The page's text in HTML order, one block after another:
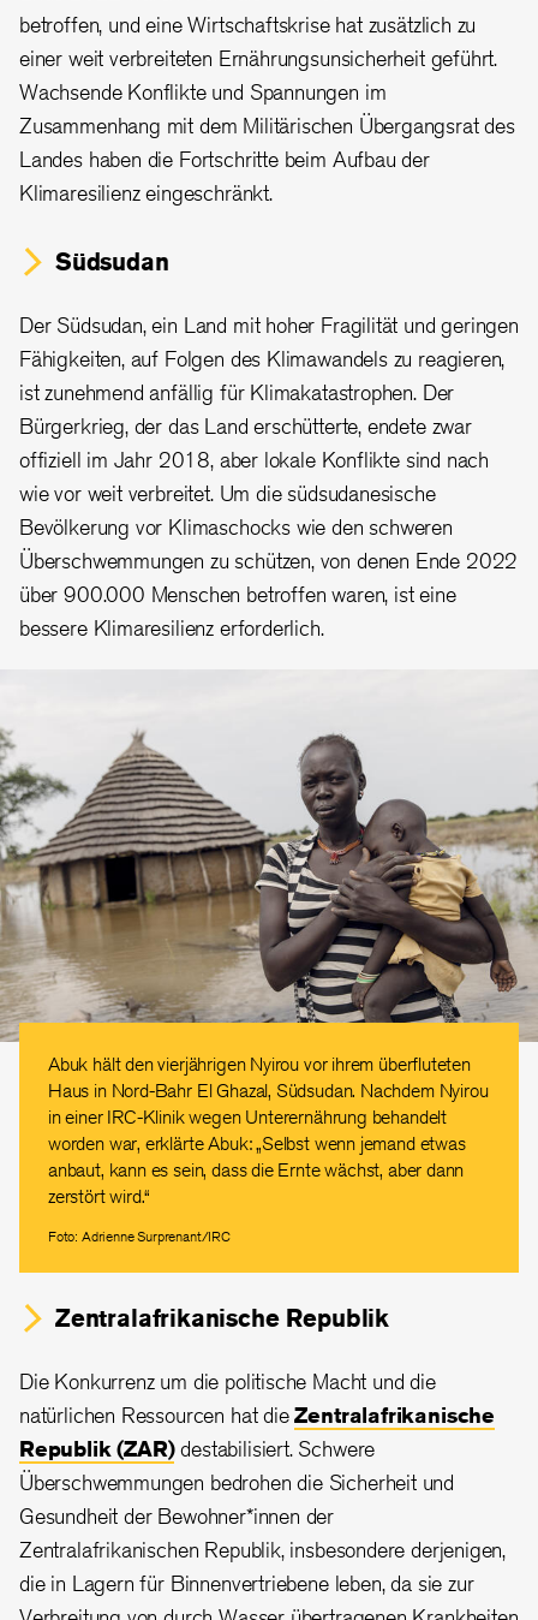
betroffen, und eine Wirtschaftskrise hat zusätzlich zu
einer weit verbreiteten Ernährungsunsicherheit geführt.
Wachsende Konflikte und Spannungen im
Zusammenhang mit dem Militärischen Übergangsrat des
Landes haben die Fortschritte beim Aufbau der
Klimaresilienz eingeschränkt.
Südsudan
Der Südsudan, ein Land mit hoher Fragilität und geringen
Fähigkeiten, auf Folgen des Klimawandels zu reagieren,
ist zunehmend anfällig für Klimakatastrophen. Der
Bürgerkrieg, der das Land erschütterte, endete zwar
offiziell im Jahr 2018, aber lokale Konflikte sind nach
wie vor weit verbreitet. Um die südsudanesische
Bevölkerung vor Klimaschocks wie den schweren
Überschwemmungen zu schützen, von denen Ende 2022
über 900.000 Menschen betroffen waren, ist eine
bessere Klimaresilienz erforderlich.
Abuk hält den vierjährigen Nyirou vor ihrem überfluteten
Haus in Nord-Bahr El Ghazal, Südsudan. Nachdem Nyirou
in einer IRC-Klinik wegen Unterernährung behandelt
worden war, erklärte Abuk: „Selbst wenn jemand etwas
anbaut, kann es sein, dass die Ernte wächst, aber dann
zerstört wird.“
Foto: Adrienne Surprenant/IRC
Zentralafrikanische Republik
Die Konkurrenz um die politische Macht und die
natürlichen Ressourcen hat dieZentralafrikanische
Republik (ZAR)destabilisiert. Schwere
Überschwemmungen bedrohen die Sicherheit und
Gesundheit der Bewohner*innen der
Zentralafrikanischen Republik, insbesondere derjenigen,
die in Lagern für Binnenvertriebene leben, da sie zur